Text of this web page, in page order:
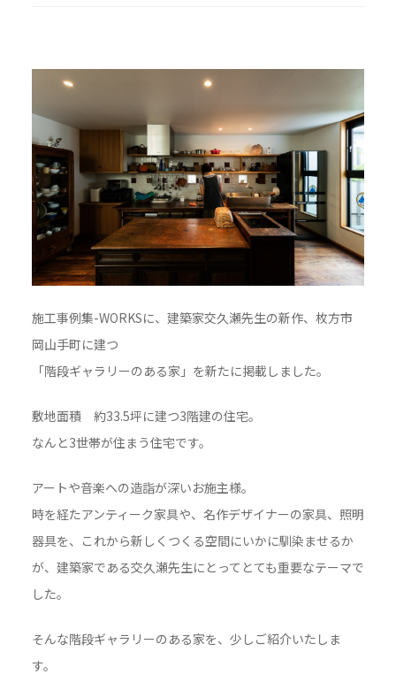
施工事例集-WORKSに、建築家交久瀬先生の新作、枚方市
岡山手町に建つ
「階段ギャラリーのある家」を新たに掲載しました。
敷地面積 約33.5坪に建つ3階建の住宅。
なんと3世帯が住まう住宅です。
アートや音楽への造詣が深いお施主様。
時を経たアンティーク家具や、名作デザイナーの家具、照明
器具を、これから新しくつくる空間にいかに馴染ませるか
が、建築家である交久瀬先生にとってとても重要なテーマで
した。
そんな階段ギャラリーのある家を、少しご紹介いたしま
す。